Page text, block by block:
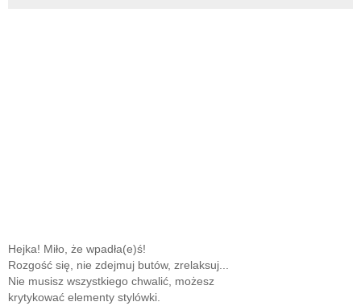
Hejka! Miło, że wpadła(e)ś!
Rozgość się, nie zdejmuj butów, zrelaksuj...
Nie musisz wszystkiego chwalić, możesz
krytykować elementy stylówki.